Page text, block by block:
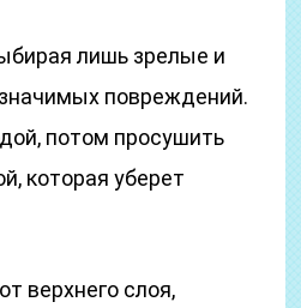
лишь зрелые и
повреждений.
потом просушить
которая уберет
верхнего слоя,